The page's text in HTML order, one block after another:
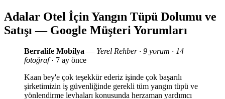
Adalar Otel İçin Yangın Tüpü Dolumu ve
Satışı — Google Müşteri Yorumları
Berralife Mobilya — Yerel Rehber · 9 yorum · 14
fotoğraf· 7 ay önce
Kaan bey'e çok teşekkür ederiz işinde çok başarılı
şirketimizin iş güvenliğinde gerekli tüm yangın tüpü ve
yönlendirme levhaları konusunda herzaman yardımcı